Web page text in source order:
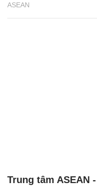
ASEAN
Trung tâm ASEAN